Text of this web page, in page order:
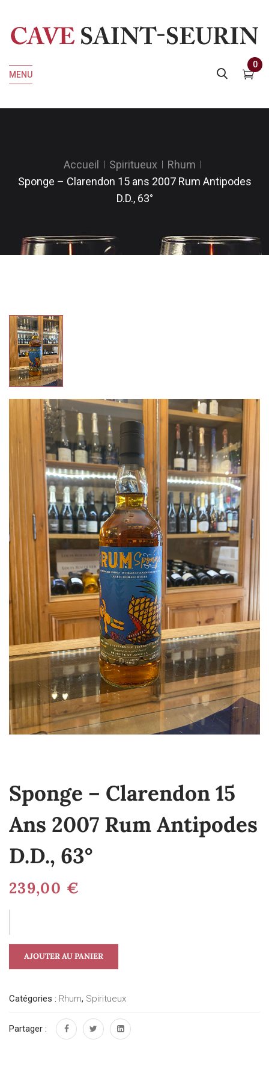
MENU
0
Accueil Spiritueux
Rhum
Sponge – Clarendon 15 ans 2007 Rum Antipodes
D.D., 63°
Sponge – Clarendon 15
Ans 2007 Rum Antipodes
D.D., 63°
239,00 €
AJOUTER AU PANIER
Catégories : Rhum, Spiritueux
Partager :